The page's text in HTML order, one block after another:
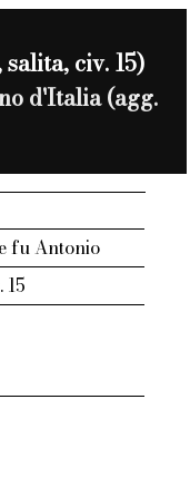
civ. 15)
d'Italia (agg.
fu Antonio